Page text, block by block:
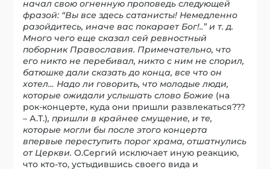
начал свою огненную проповедь следующей
фразой: “Вы все здесь сатанисты! Немедленно
разойдитесь, иначе вас покарает Бог!..” и т. д.
Много чего еще сказал сей ревностный
поборник Православия. Примечательно, что
его никто не перебивал, никто с ним не спорил,
батюшке дали сказать до конца, все что он
хотел… Надо ли говорить, что молодые люди,
которые ожидали услышать слово Божие (на
рок-концерте, куда они пришли развлекаться???
– А.Т.), пришли в крайнее смущение, и те,
которые могли бы после этого концерта
впервые переступить порог храма, отшатнулись
от Церкви.О.Сергий исключает иную реакцию,
что кто-то, устыдившись своего вида и